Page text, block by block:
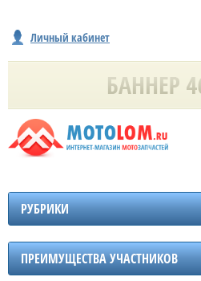
Личный кабинет
РУБРИКИ
ПРЕИМУЩЕСТВА УЧАСТНИКОВ